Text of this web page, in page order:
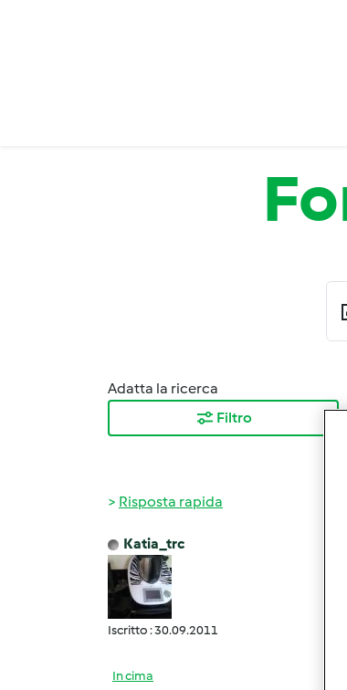
Adatta la ricerca
Filtro
Risposta rapida
Katia_trc
Iscritto : 30.09.2011
In cima